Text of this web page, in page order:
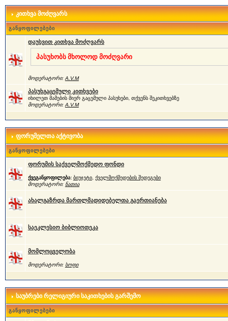
კითხვა მოძღვარს
განყოფილებები
დაუსვით კითხვა მოძღვარს
პასუხობს მხოლოდ მოძღვარი
მოდერატორი: A.V.M
პასუხგაცემული კითხვები
იხილეთ მამების მიერ გაცემული პასუხები, თქვენს შეკითხვებზე
მოდერატორი: A.V.M
ფორუმელთა აქტივობა
განყოფილებები
ფორუმის საქველმოქმედო ფონდი
ქვეგანყოფილება: ბიუჯეტი, ქველმოქმედების შედეგები
მოდერატორი: ნათია
ახალგაზრდა მართლმადიდებელთა გაერთიანება
საეკლესიო ბიბლიოთეკა
მომლოცველობა
მოდერატორი: სოფი
საუბრები რელიგიური საკითხების გარშემო
განყოფილებები